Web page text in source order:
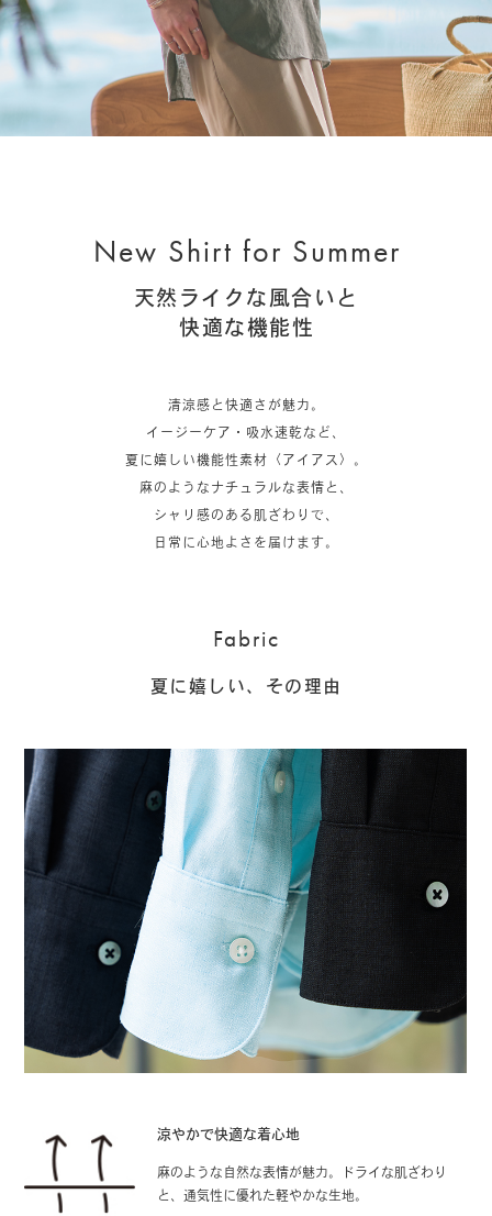
New Shirt for Summer
天然ライクな風合いと
快適な機能性
清涼感と快適さが魅力。
イージーケア・吸水速乾など、
夏に嬉しい機能性素材〈アイアス〉。
麻のようなナチュラルな表情と、
シャリ感のある肌ざわりで、
日常に心地よさを届けます。
Fabric
夏に嬉しい、その理由
涼やかで快適な着心地
麻のような自然な表情が魅力。ドライな肌ざわり
と、通気性に優れた軽やかな生地。